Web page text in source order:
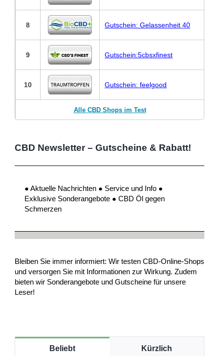
8 Gutschein: Gelassenheit 40
9 Gutschein:5cbsxfinest
10 Gutschein: feelgood
Alle CBD Shops im Test
CBD Newsletter – Gutscheine & Rabatt!
● Aktuelle Nachrichten ● Service und Info ●
Exklusive Sonderangebote ● CBD Öl gegen
Schmerzen
Bleiben Sie immer informiert: Wir testen CBD-Online-Shops
und versorgen Sie mit Informationen zur Wirkung. Zudem
bieten wir Sonderangebote und Gutscheine für unsere
Leser!
Beliebt Kürzlich